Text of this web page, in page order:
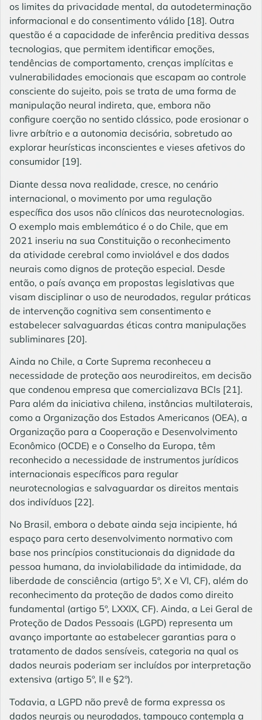
os limites da privacidade mental, da autodeterminação
informacional e do consentimento válido [18]. Outra
questão é a capacidade de inferência preditiva dessas
tecnologias, que permitem identificar emoções,
tendências de comportamento, crenças implícitas e
vulnerabilidades emocionais que escapam ao controle
consciente do sujeito, pois se trata de uma forma de
manipulação neural indireta, que, embora não
configure coerção no sentido clássico, pode erosionar o
livre arbítrio e a autonomia decisória, sobretudo ao
explorar heurísticas inconscientes e vieses afetivos do
consumidor [19].
Diante dessa nova realidade, cresce, no cenário
internacional, o movimento por uma regulação
específica dos usos não clínicos das neurotecnologias.
O exemplo mais emblemático é o do Chile, que em
2021 inseriu na sua Constituição o reconhecimento
da atividade cerebral como inviolável e dos dados
neurais como dignos de proteção especial. Desde
então, o país avança em propostas legislativas que
visam disciplinar o uso de neurodados, regular práticas
de intervenção cognitiva sem consentimento e
estabelecer salvaguardas éticas contra manipulações
subliminares [20].
Ainda no Chile, a Corte Suprema reconheceu a
necessidade de proteção aos neurodireitos, em decisão
que condenou empresa que comercializava BCIs [21].
Para além da iniciativa chilena, instâncias multilaterais,
como a Organização dos Estados Americanos (OEA), a
Organização para a Cooperação e Desenvolvimento
Econômico (OCDE) e o Conselho da Europa, têm
reconhecido a necessidade de instrumentos jurídicos
internacionais específicos para regular
neurotecnologias e salvaguardar os direitos mentais
dos indivíduos [22].
No Brasil, embora o debate ainda seja incipiente, há
espaço para certo desenvolvimento normativo com
base nos princípios constitucionais da dignidade da
pessoa humana, da inviolabilidade da intimidade, da
liberdade de consciência (artigo 5º, X e VI, CF), além do
reconhecimento da proteção de dados como direito
fundamental (artigo 5º, LXXIX, CF). Ainda, a Lei Geral de
Proteção de Dados Pessoais (LGPD) representa um
avanço importante ao estabelecer garantias para o
tratamento de dados sensíveis, categoria na qual os
dados neurais poderiam ser incluídos por interpretação
extensiva (artigo 5º, II e §2º).
Todavia, a LGPD não prevê de forma expressa os
dados neurais ou neurodados, tampouco contempla a